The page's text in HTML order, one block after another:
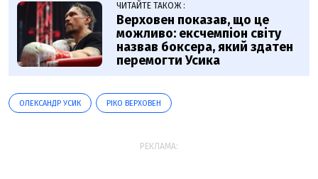
ЧИТАЙТЕ ТАКОЖ :
Верховен показав, що це
можливо: ексчемпіон світу
назвав боксера, який здатен
перемогти Усика
ОЛЕКСАНДР УСИК РІКО ВЕРХОВЕН
РЕКЛАМА: